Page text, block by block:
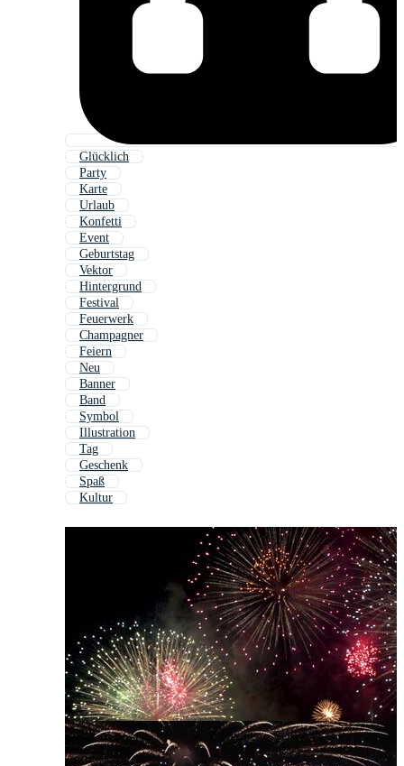
Glücklich
Party
Karte
Urlaub
Konfetti
Event
Geburtstag
Vektor
Hintergrund
Festival
Feuerwerk
Champagner
Feiern
Neu
Banner
Band
Symbol
Illustration
Tag
Geschenk
Spaß
Kultur